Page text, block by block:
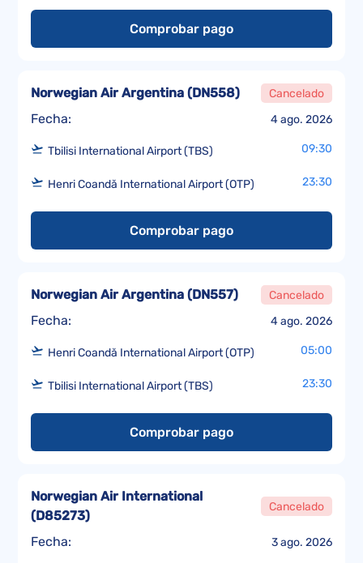
Comprobar pago
Fecha: 4 ago. 2026
Norwegian Air Argentina (DN558) Cancelado
Tbilisi International Airport (TBS) 09:30
Henri Coandă International Airport (OTP) 23:30
Comprobar pago
Fecha: 4 ago. 2026
Norwegian Air Argentina (DN557) Cancelado
Henri Coandă International Airport (OTP) 05:00
Tbilisi International Airport (TBS) 23:30
Comprobar pago
Fecha: 3 ago. 2026
Norwegian Air International
(D85273)
Cancelado